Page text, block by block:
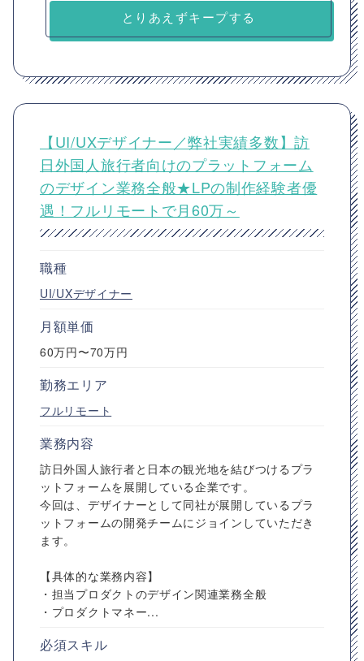
とりあえずキープする
【UI/UXデザイナー／弊社実績多数】訪
日外国人旅行者向けのプラットフォーム
のデザイン業務全般★LPの制作経験者優
遇！フルリモートで月60万～
職種
UI/UXデザイナー
月額単価
60万円〜70万円
勤務エリア
フルリモート
業務内容
訪日外国人旅行者と日本の観光地を結びつけるプラ
ットフォームを展開している企業です。
今回は、デザイナーとして同社が展開しているプラ
ットフォームの開発チームにジョインしていただき
ます。
【具体的な業務内容】
・担当プロダクトのデザイン関連業務全般
・プロダクトマネー...
必須スキル